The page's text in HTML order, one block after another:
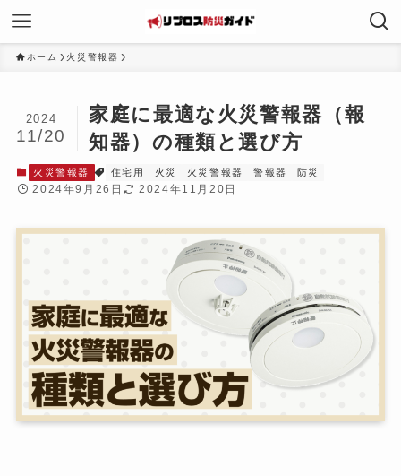
ホーム 火災警報器
家庭に最適な火災警報器（報
知器）の種類と選び方
2024
11/20
火災警報器 住宅用 火災 火災警報器 警報器 防災
2024年9月26日 2024年11月20日